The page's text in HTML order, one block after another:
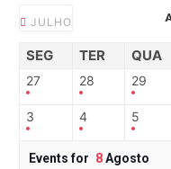
JULHO
SEG TER QUA
27 28 29
3 4 5
Events for 8Agosto